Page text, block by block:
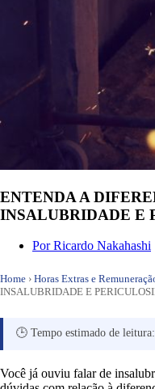
ENTENDA A
INSALUBRIDADE E
PorRicardo Nakahashi
Home › Horas Extras e
INSALUBRIDADE E
🕒 Tempo estimado de leitura:
Você já ouviu falar de